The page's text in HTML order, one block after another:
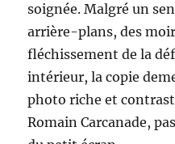
soignée. Malgré un
arrière-plans, des
fléchissement de la
intérieur, la copie
photo riche et
Romain Carcanade,